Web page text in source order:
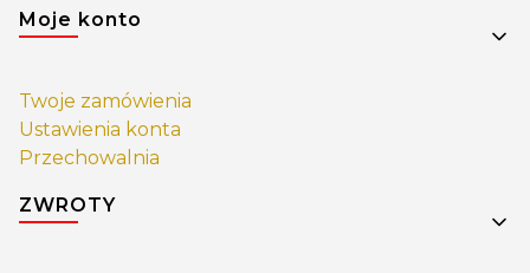
Linki w stopce
Moje konto
Twoje zamówienia
Ustawienia konta
Przechowalnia
ZWROTY